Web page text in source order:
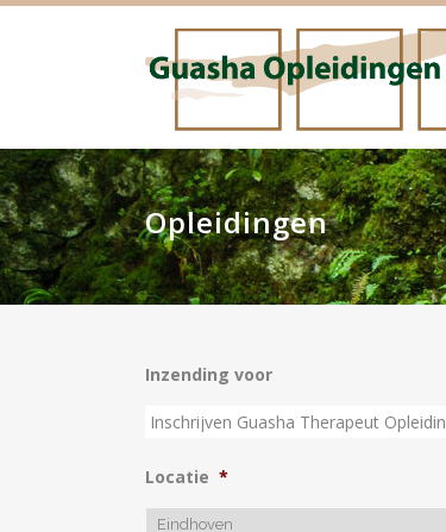
GUASHA GEZICHTSBEHANDELING
GUASHA GEZICHTSBEHANDELING –
GEZICHTSREFLEXOLOGIE
SANTAI GUASHA THERAPIE
Opleidingen
Inzending voor
Locatie *